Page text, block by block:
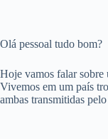
Olá pessoal tudo bom?
Hoje vamos falar sobre
Vivemos em um país
ambas transmitidas